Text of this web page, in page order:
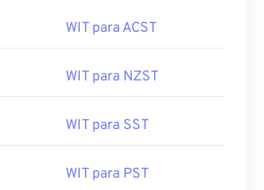
WIT para CDT
WIT para ACST
WIT para NZST
WIT para SST